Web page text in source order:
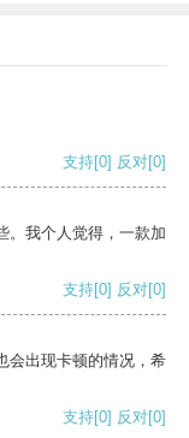
支持[0] 反对[0]
。我个人觉得，一款加
支持[0] 反对[0]
会出现卡顿的情况，希
支持[0] 反对[0]